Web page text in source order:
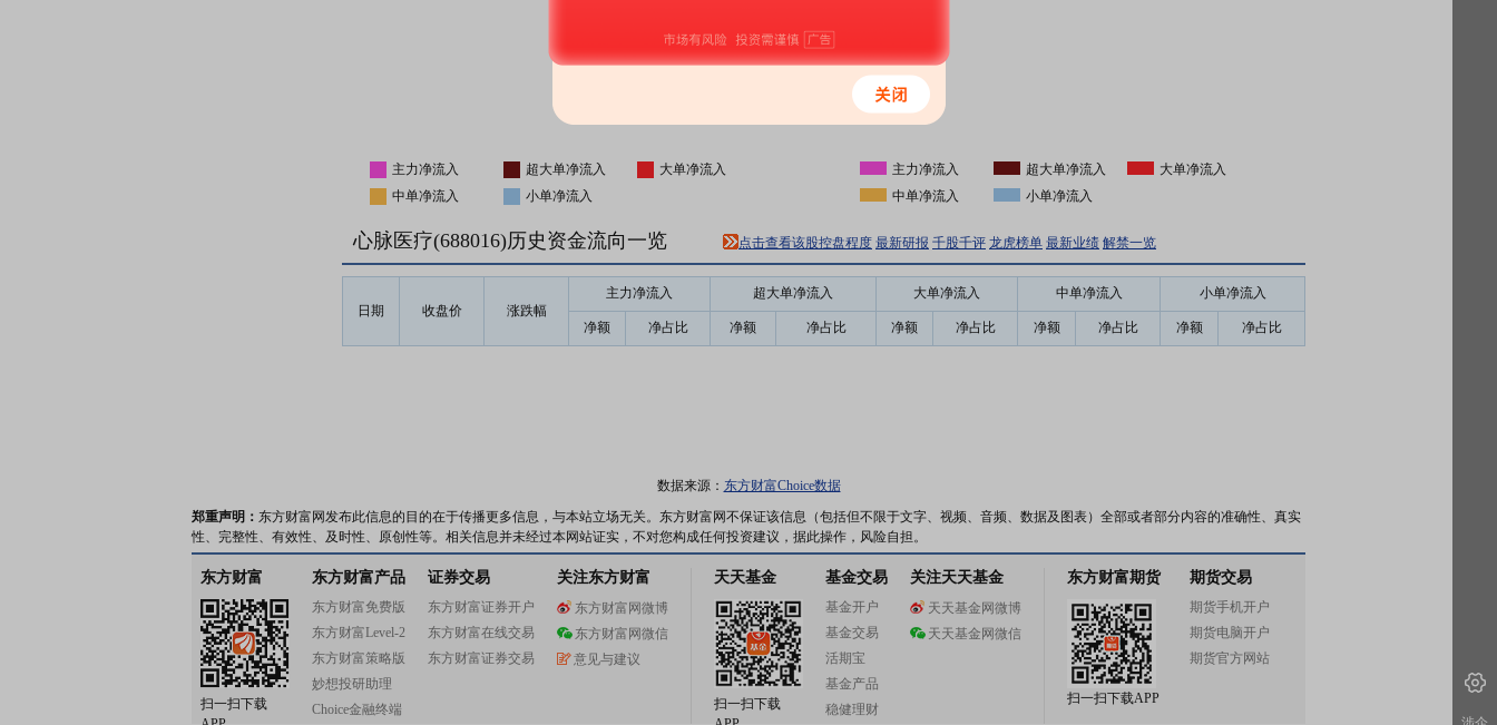
主力净流入 超大单净流入
大单净流入
中单净流入
小单净流入
主力净流入 超大单净流入
大单净流入
中单净流入
小单净流入
心脉医疗(688016)历史资金流向一览 点击查看该股控盘程度 最新研报 千股千评 龙虎榜单 最新业绩 解禁一览
日期 收盘价 涨跌幅
主力净流入 超大单净流入 大单净流入 中单净流入 小单净流入
净额 净占比 净额 净占比 净额 净占比 净额 净占比 净额 净占比
数据来源： 东方财富Choice数据
郑重声明： 东方财富网发布此信息的目的在于传播更多信息，与本站立场无关。东方财富网不保证该信息（包括但不限于文字、视频、音频、数据及图表）全部或者部分内容的准确性、真实
性、完整性、有效性、及时性、原创性等。相关信息并未经过本网站证实，不对您构成任何投资建议，据此操作，风险自担。
东方财富
扫一扫下载
东方财富产品
东方财富免费版
东方财富Level-2
东方财富策略版
妙想投研助理
Choice金融终端
证券交易
东方财富证券开户
东方财富在线交易
东方财富证券交易
关注东方财富
东方财富网微博
东方财富网微信
意见与建议
天天基金
扫一扫下载
基金交易
基金开户
基金交易
活期宝
基金产品
稳健理财
关注天天基金
天天基金网微博
天天基金网微信
东方财富期货
扫一扫下载APP
期货交易
期货手机开户
期货电脑开户
期货官方网站